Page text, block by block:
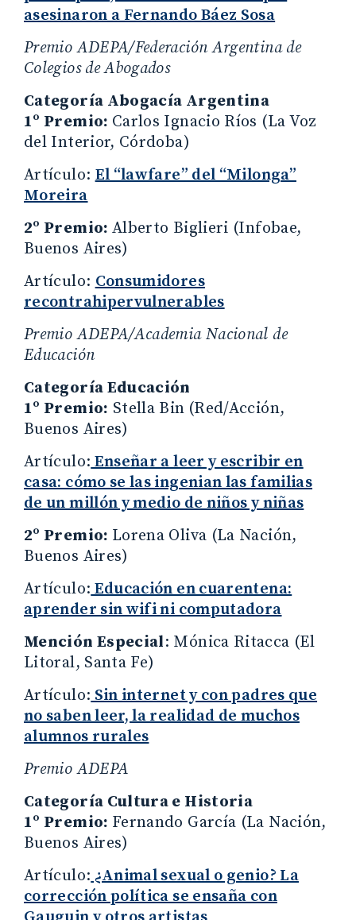
asesinaron a Fernando Báez Sosa
Premio ADEPA/Federación Argentina de
Colegios de Abogados
Categoría Abogacía Argentina
1º Premio: Carlos Ignacio Ríos (La Voz
del Interior, Córdoba)
Artículo:El “lawfare” del “Milonga”
Moreira
2º Premio: Alberto Biglieri (Infobae,
Buenos Aires)
Artículo:Consumidores
recontrahipervulnerables
Premio ADEPA/Academia Nacional de
Educación
Categoría Educación
1º Premio: Stella Bin (Red/Acción,
Buenos Aires)
Artículo:Enseñar a leer y escribir en
casa: cómo se las ingenian las familias
de un millón y medio de niños y niñas
2º Premio: Lorena Oliva (La Nación,
Buenos Aires)
Artículo:Educación en cuarentena:
aprender sin wifi ni computadora
Mención Especial: Mónica Ritacca (El
Litoral, Santa Fe)
Artículo:Sin internet y con padres que
no saben leer, la realidad de muchos
alumnos rurales
Premio ADEPA
Categoría Cultura e Historia
1º Premio: Fernando García (La Nación,
Buenos Aires)
Artículo:¿Animal sexual o genio? La
corrección política se ensaña con